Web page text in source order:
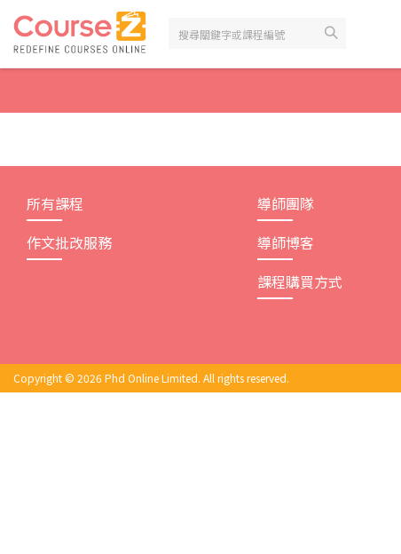
content
所有課程
作文批改服務
導師團隊
導師博客
課程購買方式
Copyright © 2026 Phd Online Limited. All rights reserved.